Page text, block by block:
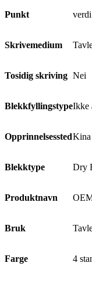
Punkt
verdi
Skrivemedium
Tosidig skriving Nei
BlekkfyllingstypeIkke
OpprinnelsesstedKina
Blekktype Dry
Produktnavn
Bruk
Farge 4